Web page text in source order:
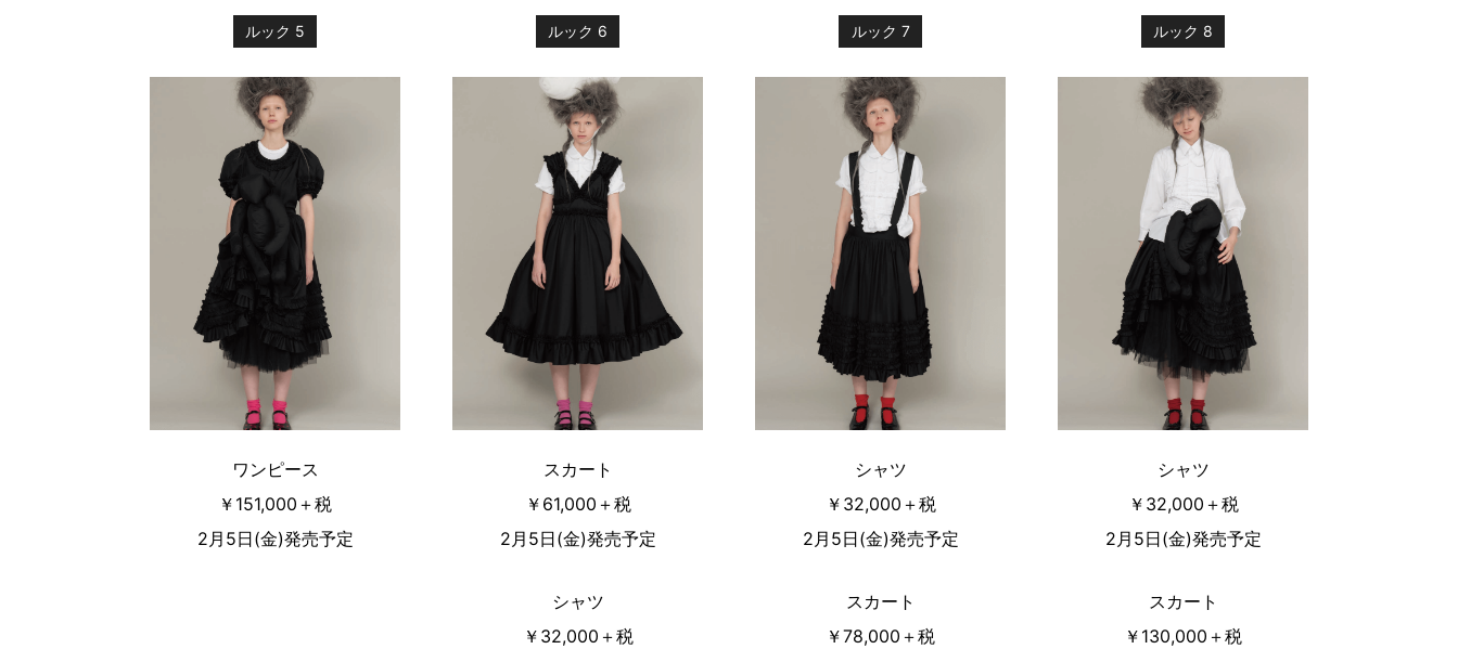
ルック 5
ワンピース
￥151,000＋税
2月5日(金)発売予定
ルック 6
スカート
￥61,000＋税
2月5日(金)発売予定
シャツ
￥32,000＋税
ルック 7
シャツ
￥32,000＋税
2月5日(金)発売予定
スカート
￥78,000＋税
ルック 8
シャツ
￥32,000＋税
2月5日(金)発売予定
スカート
￥130,000＋税